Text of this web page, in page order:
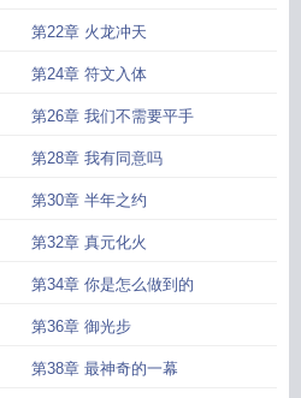
第22章 火龙冲天
第24章 符文入体
第26章 我们不需要平手
第28章 我有同意吗
第30章 半年之约
第32章 真元化火
第34章 你是怎么做到的
第36章 御光步
第38章 最神奇的一幕